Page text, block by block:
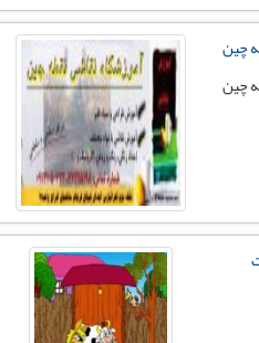
چین
چین